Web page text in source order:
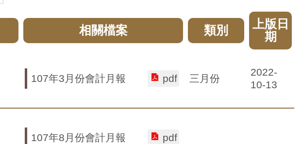
相關檔案 類別
上版日
期
107年3月份會計月報 pdf 三月份
2022-
10-13
107年8月份會計月報
pdf